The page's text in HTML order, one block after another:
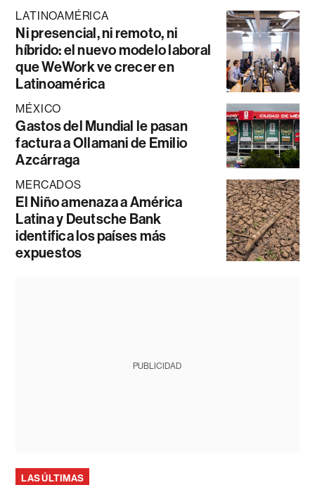
LATINOAMÉRICA
Ni presencial, ni remoto, ni
híbrido: el nuevo modelo laboral
que WeWork ve crecer en
Latinoamérica
MÉXICO
Gastos del Mundial le pasan
factura a Ollamani de Emilio
Azcárraga
MERCADOS
El Niño amenaza a América
Latina y Deutsche Bank
identifica los países más
expuestos
PUBLICIDAD
LAS ÚLTIMAS